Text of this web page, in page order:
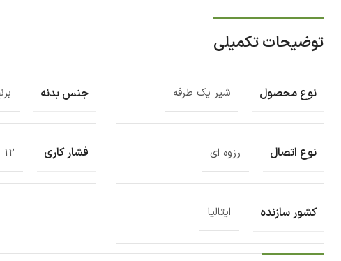
توضیحات تکمیلی
نوع محصول شیر یک طرفه جنس بدنه
نوع اتصال رزوه ای فشار کاری 12 بار
کشور سازنده ایتالیا